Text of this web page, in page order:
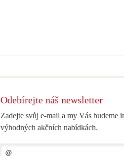
Odebírejte náš newsletter
Zadejte svůj e-mail a my Vás budeme
výhodných akčních nabídkách.